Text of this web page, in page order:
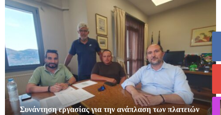
Συνάντηση εργασίας για την ανάπλαση των πλατειών